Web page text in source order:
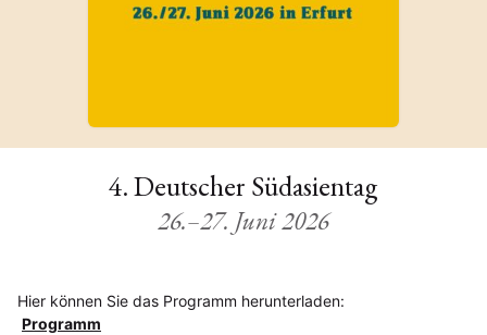
4. Deutscher Südasientag
26.–27. Juni 2026
Hier können Sie das Programm herunterladen:
Programm